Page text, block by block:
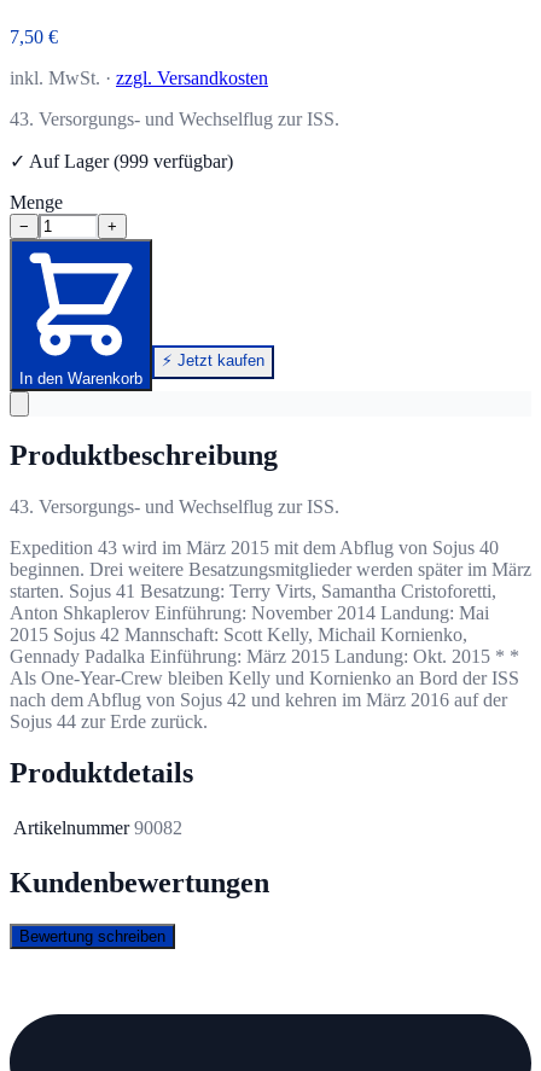
7,50 €
inkl. MwSt. · zzgl. Versandkosten
43. Versorgungs- und Wechselflug zur ISS.
✓ Auf Lager (999 verfügbar)
Menge
− +
In den Warenkorb
⚡ Jetzt kaufen
Produktbeschreibung
43. Versorgungs- und Wechselflug zur ISS.
Expedition 43 wird im März 2015 mit dem Abflug von Sojus 40
beginnen. Drei weitere Besatzungsmitglieder werden später im März
starten. Sojus 41 Besatzung: Terry Virts, Samantha Cristoforetti,
Anton Shkaplerov Einführung: November 2014 Landung: Mai
2015 Sojus 42 Mannschaft: Scott Kelly, Michail Kornienko,
Gennady Padalka Einführung: März 2015 Landung: Okt. 2015 * *
Als One-Year-Crew bleiben Kelly und Kornienko an Bord der ISS
nach dem Abflug von Sojus 42 und kehren im März 2016 auf der
Sojus 44 zur Erde zurück.
Produktdetails
Artikelnummer 90082
Kundenbewertungen
Bewertung schreiben